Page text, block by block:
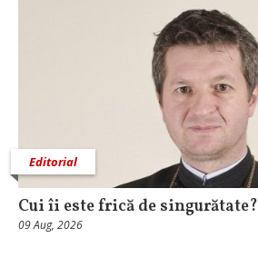
Editorial
Cui îi este frică de singurătate?
09 Aug, 2026